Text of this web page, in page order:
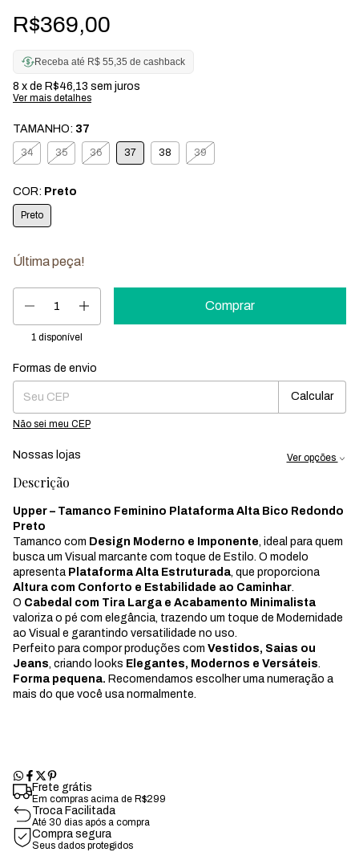
R$369,00
Receba até R$ 55,35 de cashback
8 x de R$46,13 sem juros
Ver mais detalhes
TAMANHO: 37
34 35 36 37 38 39
COR: Preto
Preto
Última peça!
1 disponível
Entregas para o CEP:
Formas de envio
Calcular
Não sei meu CEP
Nossas lojas Ver opções
Descrição
Upper – Tamanco Feminino Plataforma Alta Bico Redondo
Preto
Tamanco com Design Moderno e Imponente, ideal para quem
busca um Visual marcante com toque de Estilo. O modelo
apresenta Plataforma Alta Estruturada, que proporciona
Altura com Conforto e Estabilidade ao Caminhar.
O Cabedal com Tira Larga e Acabamento Minimalista
valoriza o pé com elegância, trazendo um toque de Modernidade
ao Visual e garantindo versatilidade no uso.
Perfeito para compor produções com Vestidos, Saias ou
Jeans, criando looks Elegantes, Modernos e Versáteis.
Forma pequena. Recomendamos escolher uma numeração a
mais do que você usa normalmente.
Frete grátis
Em compras acima de R$299
Troca Facilitada
Até 30 dias após a compra
Compra segura
Seus dados protegidos